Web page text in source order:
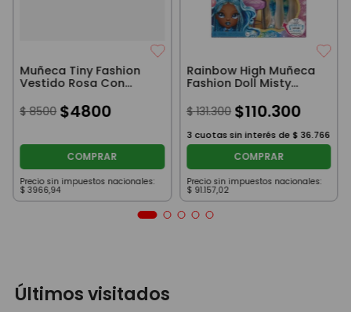
Muñeca Tiny Fashion
Vestido Rosa Con
$ 8500 $4800
COMPRAR
Precio sin impuestos nacionales:
$ 3966,94
Rainbow High Muñeca
Fashion Doll Misty
$ 131.300 $110.300
3 cuotas sin interés de $ 36.766
COMPRAR
Precio sin impuestos nacionales:
$ 91.157,02
Últimos visitados